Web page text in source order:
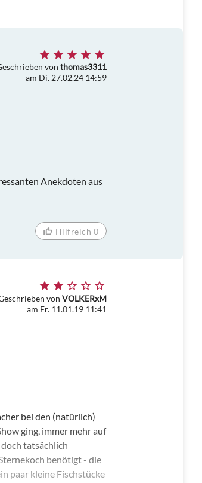
von thomas3311
am Di. 27.02.24 14:59
Anekdoten aus
Hilfreich 0
von VOLKERxM
am Fr. 11.01.19 11:41
bei den (natürlich)
ging, immer mehr auf
tatsächlich
benötigt - die
paar kleine Fischstücke